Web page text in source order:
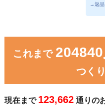
→返品
これまで 204840
つく
現在まで 123,662通りの